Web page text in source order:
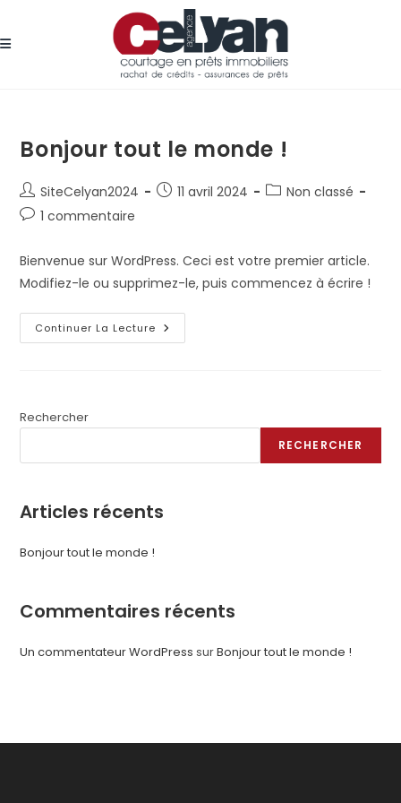
Bonjour tout le monde !
Auteur/autrice
de
SiteCelyan2024
Publication
11 avril 2024
PostNon classé
Commentaires
la
publication :
1 commentaire
Bienvenue sur WordPress. Ceci est votre premier article.
Modifiez-le ou supprimez-le, puis commencez à écrire !
Continuer La Lecture Bonjour
Tout
Rechercher
RECHERCHER
Articles récents
Bonjour tout le monde !
Commentaires récents
Un commentateur WordPress surBonjour tout le monde !